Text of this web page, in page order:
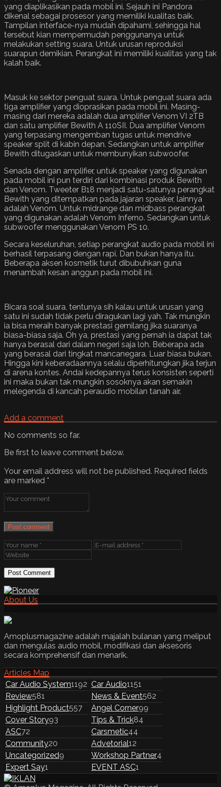
yang diaplikasikan pada mobil ini. Sejauh ini Pandora
dikenal sebagai prosesor yang memiliki kualitas baik.
Tampilan interface-nya mudah dipahami, sehingga hal
tersebut kian mempermudah penggunanya untuk
melakukan setting suara. Untuk urusan reproduksi
suarapun demikian. Perangkat ini memiliki kualitas yang tak
kalah baik.
Masuk ke sektor penguat suara. Untuk penguat suara ada
tiga amplifier yang dioprasikan pada mobil ini. Masing-
masing dari mereka adalah dua amplifier Venom VI 2TB
dan satu amplifier Bewith A 110SII. Dua amplifier Venom
yang terpasang mengemban tugas untuk mendrive
speaker split di kabin depan. Sedangkan untuk amplifier
Bewith ditugaskan untuk membunyikan subwoofer.
Senada dengan amplifier, untuk speaker yang digunakan
pada mobil ini pun terdiri dari kombinasi produk Bewith
dan Venom. Tweeter B18 menjadi satu-satunya perangkat
Bewith yang ditempatkan pada jajaran speaker, lainnya
adalah Venom. Untuk midrange dan midbass perangkat
yang digunakan adalah Venom Inferno. Sedangkan untuk
subwoofer menggunakan Venom PS 10.
Secara keseluruhan, setiap perangkat audio pada mobil ini
berhasil terpasang dengan rapi. Dan bukan hanya itu.
Beberapa aksen kosmetik turut dibubuhkan guna
menambah kesan anggun pada mobil ini.
Bicara soal suara, tentunya sih kalau untuk urusan yang
satu ini sudah tidak perlu diragukan lagi yah. Tak mungkin
ia bisa meraih banyak prestasi gemilang jika suaranya
biasa-biasa saja. Oh ya, prestasi yang pernah ia dapat tak
hanya berasal dari dalam negeri saja loh. Beberapa ada
yang berasal dari tingkat mancanegara. Luar biasa bukan.
Hingga kini keberadaannya selalu diperhitungkan jika terjun
di arena kontes. Andai kedepannya terus konsisten seperti
ini maka bukan tak mungkin sosoknya akan semakin
melegenda di kancah peraudio mobilan tanah air.
Add a comment
No comments so far.
Be first to leave comment below.
Your email address will not be published. Required fields
are marked *
Post comment
About Us
Amoplusmagazine adalah majalah bulanan yang meliput
dan mengulas audio mobil, modifikasi dan aksesoris
secara komprehensif dan menarik.
Articles Map
Car Audio System1192 Car Audio1151
Review581 News & Event562
Highlight Product557 Angel Corner99
Cover Story93 Tips & Trick84
ASC72 Carsmetic44
Community20 Advetorial12
Uncategorized9 Workshop Partner4
Expert Say1 EVENT ASC1